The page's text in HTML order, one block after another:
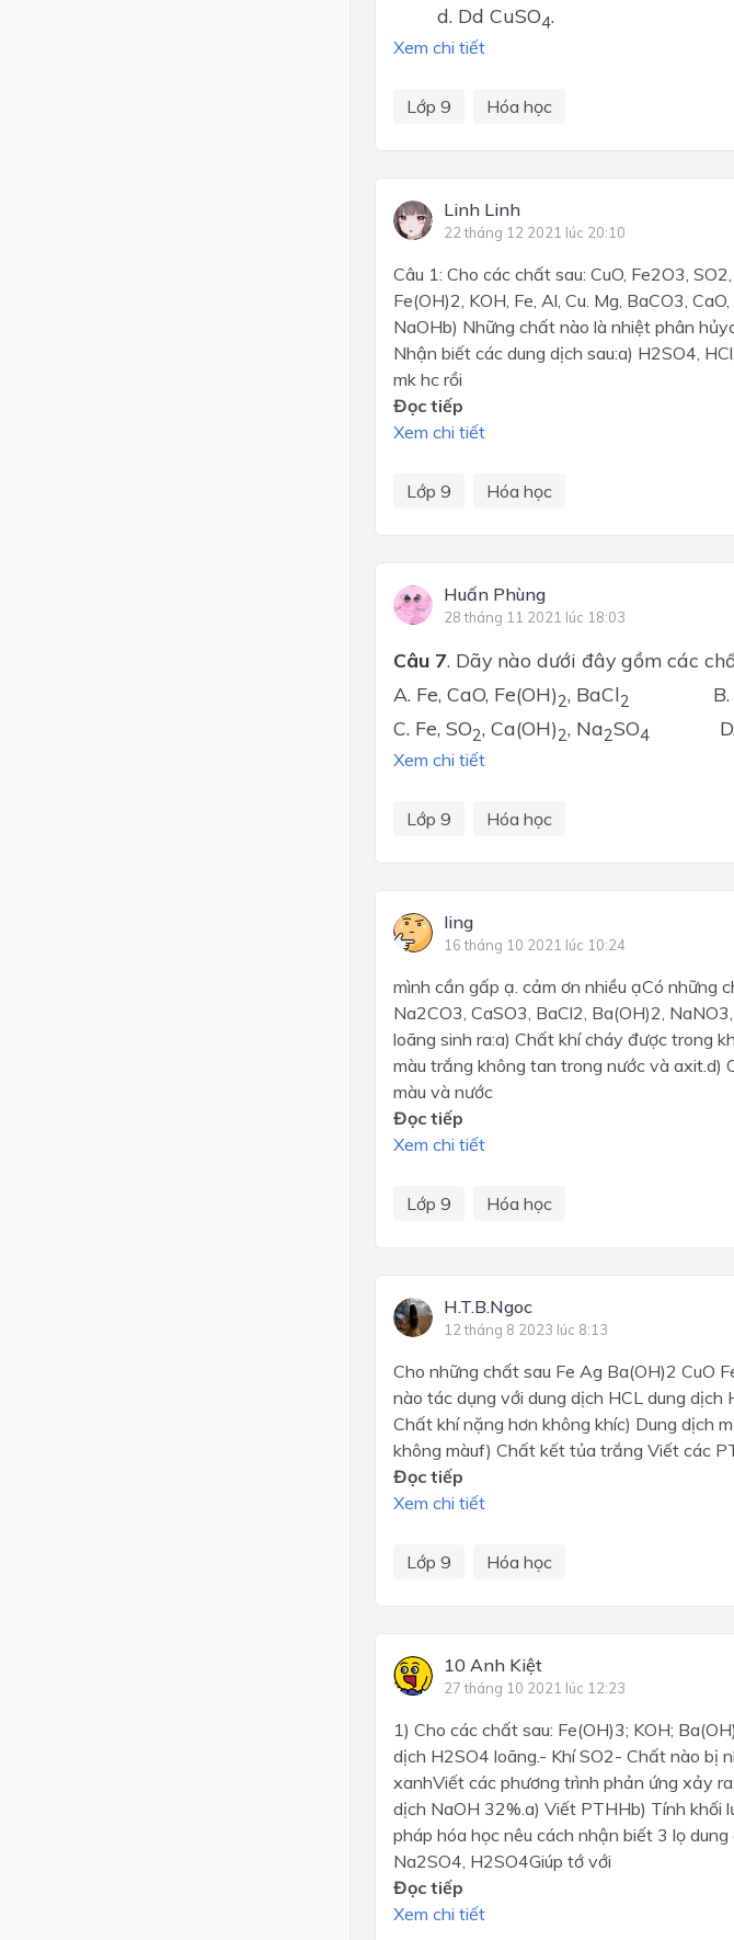
d. Dd CuSO4.
Xem chi tiết
Lớp 9 Hóa học
Linh Linh
22 tháng 12 2021 lúc 20:10
Câu 1: Cho các chất sau: CuO, Fe2O3,
Fe(OH)2, KOH, Fe, Al, Cu. Mg, BaCO3,
NaOHb) Những chất nào là nhiệt phân
Nhận biết các dung dịch sau:a) H2SO4,
mk hc rồi
Đọc tiếp
Xem chi tiết
Lớp 9 Hóa học
Huấn Phùng
28 tháng 11 2021 lúc 18:03
Câu 7. Dãy nào dưới đây gồm các
A. Fe, CaO, Fe(OH)2, BaCl2
C. Fe, SO2, Ca(OH)2­, Na2SO4
Xem chi tiết
Lớp 9 Hóa học
ling
16 tháng 10 2021 lúc 10:24
mình cần gấp ạ. cảm ơn nhiều ạCó những
Na2CO3, CaSO3, BaCl2, Ba(OH)2,
loãng sinh ra:a) Chất khí cháy được trong
màu trắng không tan trong nước và axit.d)
màu và nước
Đọc tiếp
Xem chi tiết
Lớp 9 Hóa học
H.T.B.Ngoc
12 tháng 8 2023 lúc 8:13
Cho những chất sau Fe Ag Ba(OH)2 CuO
nào tác dụng với dung dịch HCL dung
Chất khí nặng hơn không khíc) Dung dịch
không màuf) Chất kết tủa trắng Viết các
Đọc tiếp
Xem chi tiết
Lớp 9 Hóa học
10 Anh Kiệt
27 tháng 10 2021 lúc 12:23
1) Cho các chất sau: Fe(OH)3; KOH;
dịch H2SO4 loãng.- Khí SO2- Chất nào bị
xanhViết các phương trình phản ứng xảy
dịch NaOH 32%.a) Viết PTHHb) Tính khối
pháp hóa học nêu cách nhận biết 3 lọ
Na2SO4, H2SO4Giúp tớ với
Đọc tiếp
Xem chi tiết